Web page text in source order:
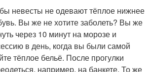
невесты не одевают тёплое нижнее
Вы же не хотите заболеть? Вы же
через 10 минут на морозе и
в день, когда вы были самой
тёплое бельё. После прогулки
например, на банкете. То же